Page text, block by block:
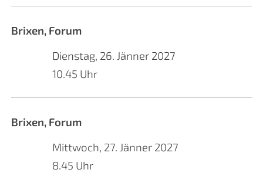
Brixen, Forum
Dienstag, 26. Jänner 2027
10.45 Uhr
Brixen, Forum
Mittwoch, 27. Jänner 2027
8.45 Uhr